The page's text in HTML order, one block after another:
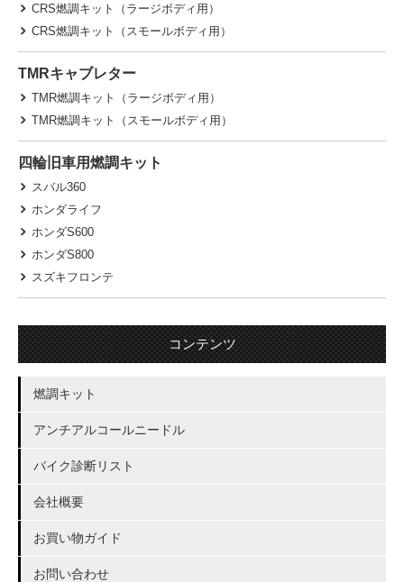
CRS燃調キット（ラージボディ用）
CRS燃調キット（スモールボディ用）
TMRキャブレター
TMR燃調キット（ラージボディ用）
TMR燃調キット（スモールボディ用）
四輪旧車用燃調キット
スバル360
ホンダライフ
ホンダS600
ホンダS800
スズキフロンテ
コンテンツ
燃調キット
アンチアルコールニードル
バイク診断リスト
会社概要
お買い物ガイド
お問い合わせ